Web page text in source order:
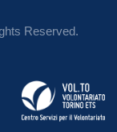
Reserved.